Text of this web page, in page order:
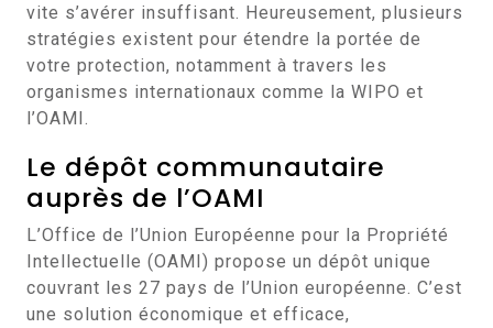
vite s’avérer insuffisant. Heureusement, plusieurs
stratégies existent pour étendre la portée de
votre protection, notamment à travers les
organismes internationaux comme la WIPO et
l’OAMI.
Le dépôt communautaire
auprès de l’OAMI
L’Office de l’Union Européenne pour la Propriété
Intellectuelle (OAMI) propose un dépôt unique
couvrant les 27 pays de l’Union européenne. C’est
une solution économique et efficace,